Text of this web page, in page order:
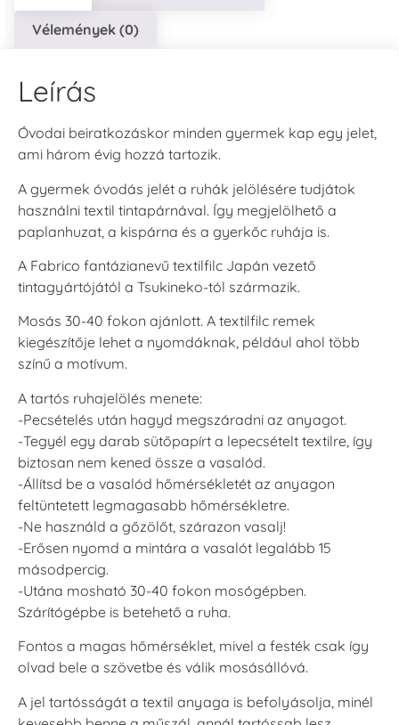
Vélemények (0)
Leírás
Óvodai beiratkozáskor minden gyermek kap egy jelet,
ami három évig hozzá tartozik.
A gyermek óvodás jelét a ruhák jelölésére tudjátok
használni textil tintapárnával. Így megjelölhető a
paplanhuzat, a kispárna és a gyerkőc ruhája is.
A Fabrico fantázianevű textilfilc Japán vezető
tintagyártójától a Tsukineko-tól származik.
Mosás 30-40 fokon ajánlott. A textilfilc remek
kiegészítője lehet a nyomdáknak, például ahol több
színű a motívum.
A tartós ruhajelölés menete:
-Pecsételés után hagyd megszáradni az anyagot.
-Tegyél egy darab sütőpapírt a lepecsételt textilre, így
biztosan nem kened össze a vasalód.
-Állítsd be a vasalód hőmérsékletét az anyagon
feltüntetett legmagasabb hőmérsékletre.
-Ne használd a gőzölőt, szárazon vasalj!
-Erősen nyomd a mintára a vasalót legalább 15
másodpercig.
-Utána mosható 30-40 fokon mosógépben.
Szárítógépbe is betehető a ruha.
Fontos a magas hőmérséklet, mivel a festék csak így
olvad bele a szövetbe és válik mosásállóvá.
A jel tartósságát a textil anyaga is befolyásolja, minél